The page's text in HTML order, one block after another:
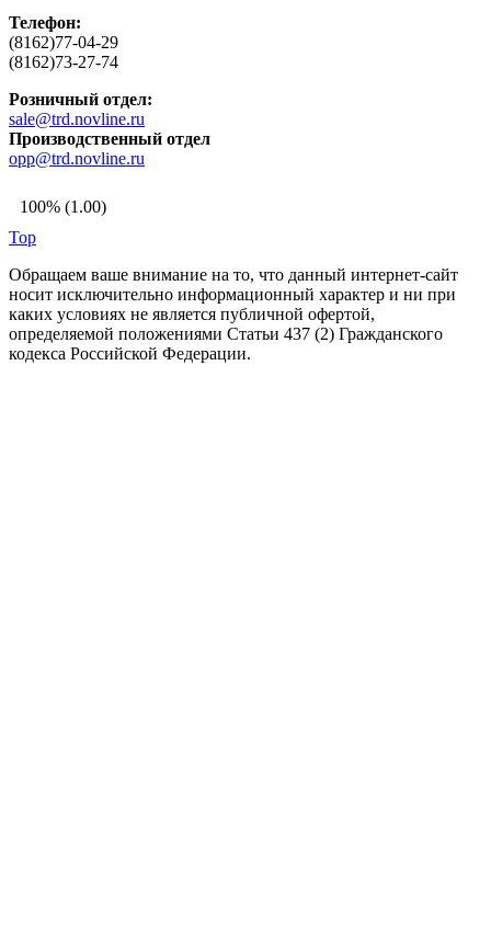
Телефон:
(8162)77-04-29
(8162)73-27-74
Розничный отдел:
sale@trd.novline.ru
Производственный отдел
opp@trd.novline.ru
100% (1.00)
Top
Обращаем ваше внимание на то, что данный интернет-сайт
носит исключительно информационный характер и ни при
каких условиях не является публичной офертой,
определяемой положениями Статьи 437 (2) Гражданского
кодекса Российской Федерации.